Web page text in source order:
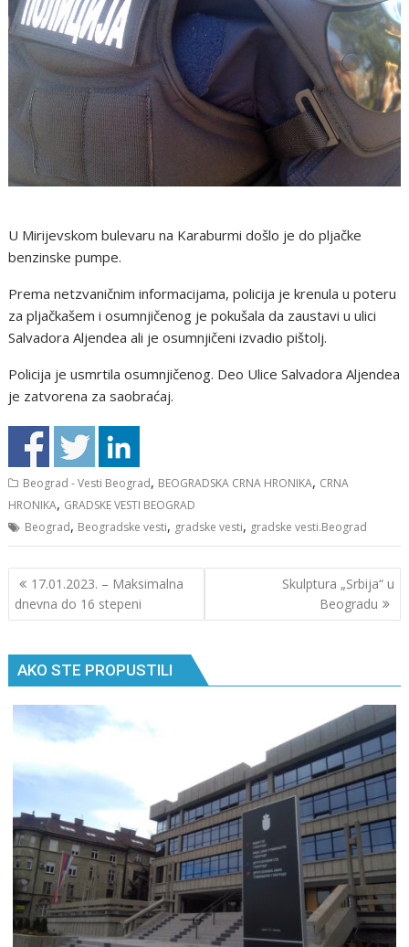
U Mirijevskom bulevaru na Karaburmi došlo je do pljačke
benzinske pumpe.
Prema netzvaničnim informacijama, policija je krenula u poteru
za pljačkašem i osumnjičenog je pokušala da zaustavi u ulici
Salvadora Aljendea ali je osumnjičeni izvadio pištolj.
Policija je usmrtila osumnjičenog. Deo Ulice Salvadora Aljendea
je zatvorena za saobraćaj.
Beograd - Vesti Beograd, BEOGRADSKA CRNA HRONIKA, CRNA
HRONIKA, GRADSKE VESTI BEOGRAD
Beograd, Beogradske vesti, gradske vesti, gradske vesti.Beograd
Кретање
чланка
17.01.2023. – Maksimalna
dnevna do 16 stepeni
Skulptura „Srbija“ u
Beogradu
AKO STE PROPUSTILI